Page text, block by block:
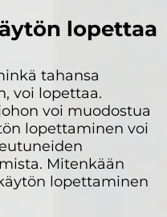
lopettaa
tahansa
voi lopettaa.
voi muodostua
lopettaminen voi
Mitenkään
lopettaminen